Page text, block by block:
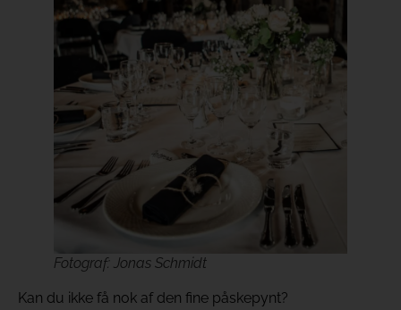
Fotograf: Jonas Schmidt
Kan du ikke få nok af den fine påskepynt?